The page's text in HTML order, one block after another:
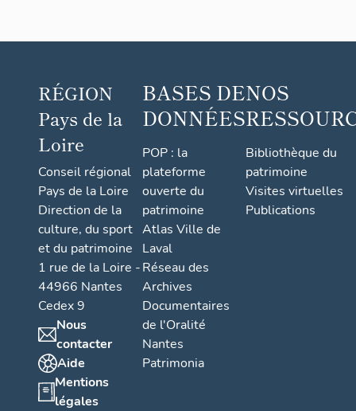
RÉGION
Pays de la
Loire
Conseil régional
Pays de la Loire
Direction de la
culture, du sport
et du patrimoine
1 rue de la Loire -
44966 Nantes
Cedex 9
Nous
contacter
Aide
Mentions
légales
BASES DE
DONNÉES
POP : la
plateforme
ouverte du
patrimoine
Atlas Ville de
Laval
Réseau des
Archives
Documentaires
de l'Oralité
Nantes
Patrimonia
NOS
Bibliothèque du
patrimoine
Visites virtuelles
Publications